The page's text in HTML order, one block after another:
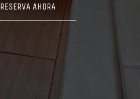
RESERVA AHORA